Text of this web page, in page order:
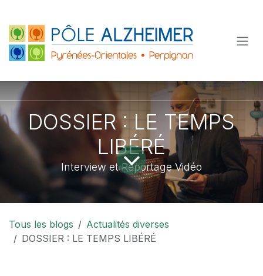
DOSSIER : LE TEMPS
LIBÉRÉ
Interview et Reportage Vidéo
Tous les blogs
Actualités diverses
DOSSIER : LE TEMPS LIBÉRÉ